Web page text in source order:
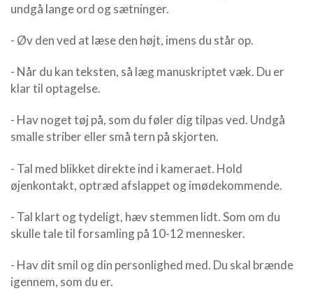
undgå lange ord og sætninger.
- Øv den ved at læse den højt, imens du står op.
- Når du kan teksten, så læg manuskriptet væk. Du er
klar til optagelse.
- Hav noget tøj på, som du føler dig tilpas ved. Undgå
smalle striber eller små tern på skjorten.
- Tal med blikket direkte ind i kameraet. Hold
øjenkontakt, optræd afslappet og imødekommende.
- Tal klart og tydeligt, hæv stemmen lidt. Som om du
skulle tale til forsamling på 10-12 mennesker.
- Hav dit smil og din personlighed med. Du skal brænde
igennem, som du er.